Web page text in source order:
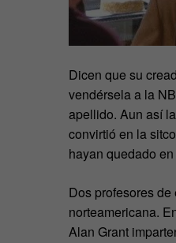
Dicen que su
vendérsela a la
apellido. Aun así
convirtió en la
hayan quedado
Dos profesores
norteamericana.
Alan Grant